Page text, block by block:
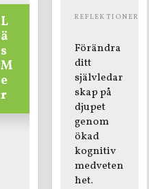
L
ä
s
M
e
r
REFLEKTIONER
Förändra
ditt
självledar
skap på
djupet
genom
ökad
kognitiv
medveten
het.